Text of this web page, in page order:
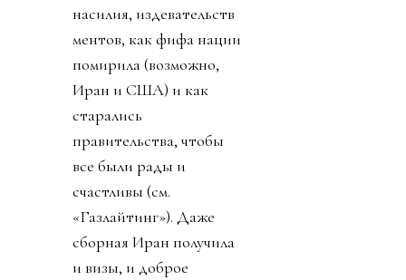
насилия, издевательств
ментов, как фифа нации
помирила (возможно,
Иран и США) и как
старались
правительства, чтобы
все были рады и
счастливы (см.
«Газлайтинг»). Даже
сборная Иран получила
и визы, и доброе